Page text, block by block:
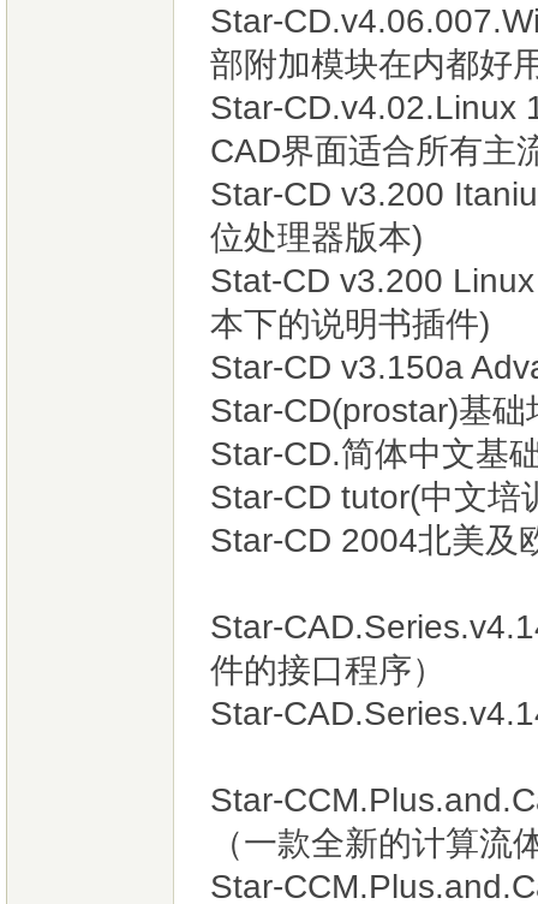
Star-
部附加模块在内都好
Star-CD.v4.02.Linux
CAD界面适合所有主
Star-CD v3.200
位处理器版本)
Stat-CD v3.200
本下的说明书插件)
Star-CD v3.150a
Star-CD(prostar)基
Star-CD.简体中文基
Star-CD tutor(中文培
Star-CD 2004北美及
Star-
件的接口程序）
Star-
Star-
（一款全新的计算流
Star-